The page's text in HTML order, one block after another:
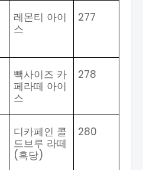
레몬티 아이
스
277
빽사이즈 카
페라떼 아이
스
278
디카페인 콜
드브루 라떼
(흑당)
280